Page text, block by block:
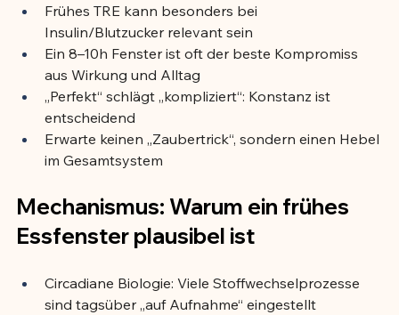
Frühes TRE kann besonders bei
Insulin/Blutzucker relevant sein
Ein 8–10h Fenster ist oft der beste Kompromiss
aus Wirkung und Alltag
„Perfekt“ schlägt „kompliziert“: Konstanz ist
entscheidend
Erwarte keinen „Zaubertrick“, sondern einen Hebel
im Gesamtsystem
Mechanismus: Warum ein frühes
Essfenster plausibel ist
Circadiane Biologie: Viele Stoffwechselprozesse
sind tagsüber „auf Aufnahme“ eingestellt